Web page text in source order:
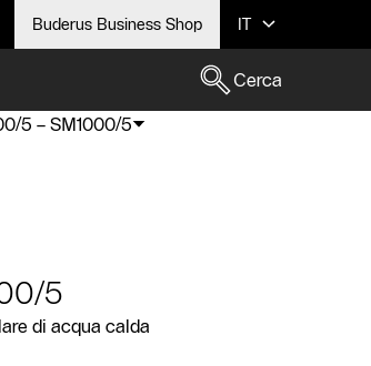
Buderus Business Shop IT
Cerca
5 – SM1000/5
5
di acqua calda